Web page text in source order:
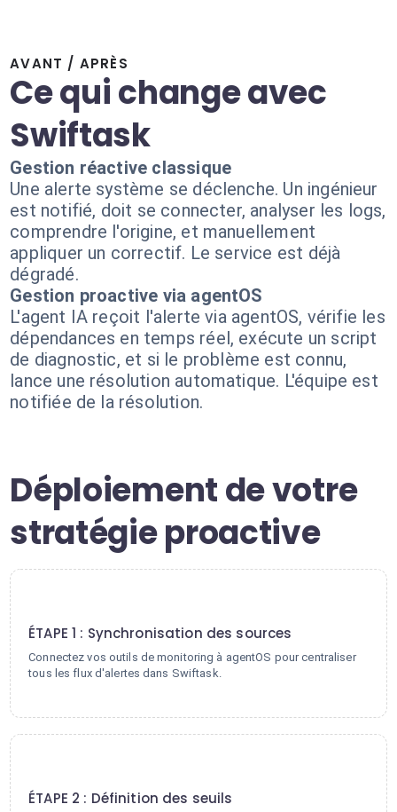
AVANT / APRÈS
Ce qui change avec
Swiftask
Gestion réactive classique
Une alerte système se déclenche. Un ingénieur
est notifié, doit se connecter, analyser les logs,
comprendre l'origine, et manuellement
appliquer un correctif. Le service est déjà
dégradé.
Gestion proactive via agentOS
L'agent IA reçoit l'alerte via agentOS, vérifie les
dépendances en temps réel, exécute un script
de diagnostic, et si le problème est connu,
lance une résolution automatique. L'équipe est
notifiée de la résolution.
Déploiement de votre
stratégie proactive
ÉTAPE 1 : Synchronisation des sources
Connectez vos outils de monitoring à agentOS pour centraliser
tous les flux d'alertes dans Swiftask.
ÉTAPE 2 : Définition des seuils